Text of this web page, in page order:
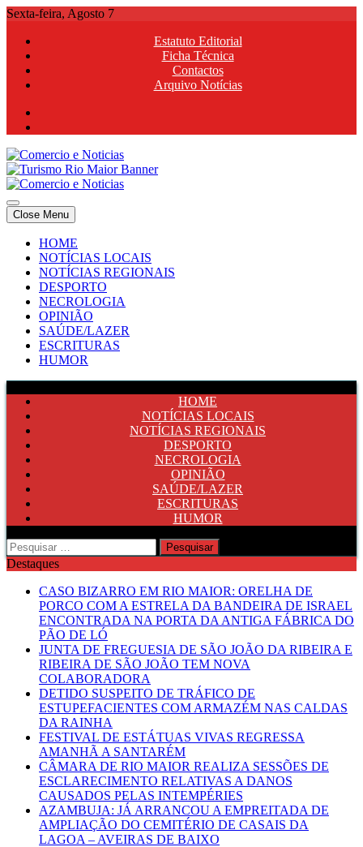
Skip
content
Sexta-feira, Agosto 7
Estatuto Editorial
Ficha Técnica
Contactos
Arquivo Notícias
Comercio e Noticias
Notícias e Publicidade Online
Comercio e Noticias
Notícias e Publicidade Online
Close Menu
HOME
NOTÍCIAS LOCAIS
NOTÍCIAS REGIONAIS
DESPORTO
NECROLOGIA
OPINIÃO
SAÚDE/LAZER
ESCRITURAS
HUMOR
HOME
NOTÍCIAS LOCAIS
NOTÍCIAS REGIONAIS
DESPORTO
NECROLOGIA
OPINIÃO
SAÚDE/LAZER
ESCRITURAS
HUMOR
Pesquisar
por:
Destaques
CASO BIZARRO EM RIO MAIOR: ORELHA DE
PORCO COM A ESTRELA DA BANDEIRA DE ISRAEL
ENCONTRADA NA PORTA DA ANTIGA FÁBRICA DO
PÃO DE LÓ
JUNTA DE FREGUESIA DE SÃO JOÃO DA RIBEIRA E
RIBEIRA DE SÃO JOÃO TEM NOVA
COLABORADORA
DETIDO SUSPEITO DE TRÁFICO DE
ESTUPEFACIENTES COM ARMAZÉM NAS CALDAS
DA RAINHA
FESTIVAL DE ESTÁTUAS VIVAS REGRESSA
AMANHÃ A SANTARÉM
CÂMARA DE RIO MAIOR REALIZA SESSÕES DE
ESCLARECIMENTO RELATIVAS A DANOS
CAUSADOS PELAS INTEMPÉRIES
AZAMBUJA: JÁ ARRANCOU A EMPREITADA DE
AMPLIAÇÃO DO CEMITÉRIO DE CASAIS DA
LAGOA – AVEIRAS DE BAIXO